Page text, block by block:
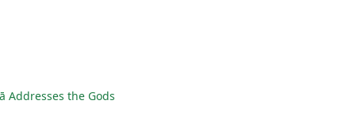
Addresses the Gods